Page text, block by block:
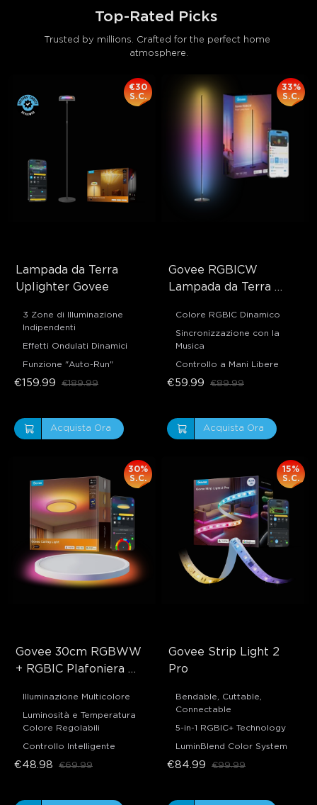
Top-Rated Picks
Trusted by millions. Crafted for the perfect home
atmosphere.
Lampada da Terra
Uplighter Govee
3 Zone di Illuminazione
Indipendenti
Effetti Ondulati Dinamici
Funzione "Auto-Run"
€30
S.C.
€159.99 €189.99
Acquista Ora
Govee RGBICW
Lampada da Terra
Colore RGBIC Dinamico
Sincronizzazione con la
Musica
Controllo a Mani Libere
33%
S.C.
€59.99 €89.99
Acquista Ora
Govee 30cm RGBWW
+ RGBIC Plafoniera
Illuminazione Multicolore
Luminosità e Temperatura
Colore Regolabili
Controllo Intelligente
30%
S.C.
€48.98 €69.99
Govee Strip Light 2
Pro
Bendable, Cuttable,
Connectable
5-in-1 RGBIC+ Technology
LuminBlend Color System
15%
S.C.
€84.99 €99.99